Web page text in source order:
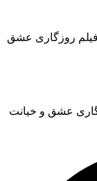
عشق و خیانت